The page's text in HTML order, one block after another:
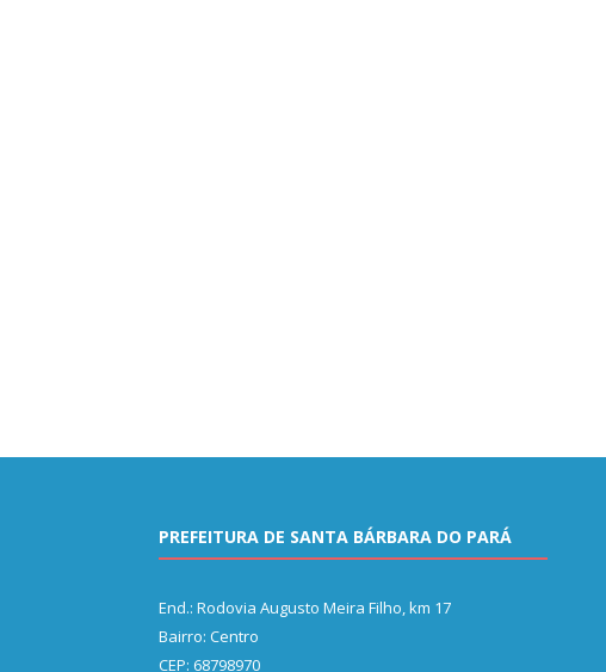
PREFEITURA DE SANTA BÁRBARA DO PARÁ
End.: Rodovia Augusto Meira Filho, km 17
Bairro: Centro
CEP: 68798970